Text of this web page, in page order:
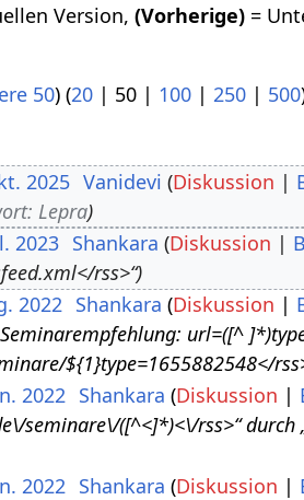
Version,(Vorherige) =
50) (20 | 50 | 100 | 250 | 500
2025 Vanidevi Diskussion
Lepra
2023 Shankara Diskussion
rss>“
2022 Shankara Diskussion
url=([^
${1}type=1655882548</
2022 Shankara Diskussion
seminare\/([^<]*)<\/rss>“
2022 Shankara Diskussion